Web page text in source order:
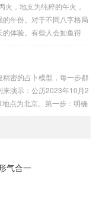
，主数4、1、2，凶。小
主数5、3、8，吉。空
，地支为纯粹的午火，
年份。对于不同八字格局
体验。有些人会如鱼得
行平衡与“喜用神”。喜用
：八字命局中“喜火”、“用
的帮助，犹如天降神助，
火”的人...
密的占卜模型，每一步都
演示：公历2023年10月2
点为北京。第一步：明确
二地支）、月将、当天日
四课是“三传”之母，此
...
气合一